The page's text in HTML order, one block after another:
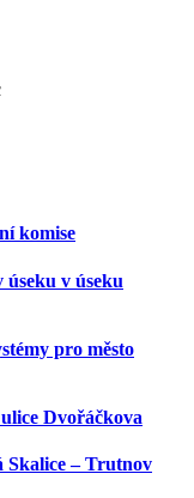
komise
v úseku
pro město
Dvořáčkova
Skalice – Trutnov